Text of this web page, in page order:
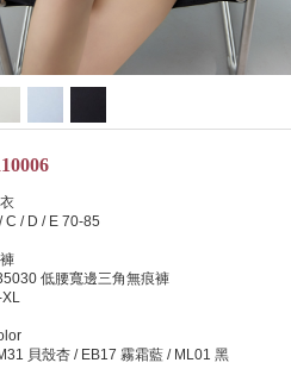
C / D / E 70-85
低腰寬邊三角無痕褲
XL
貝殼杏 / EB17 霧霜藍 / ML01 黑